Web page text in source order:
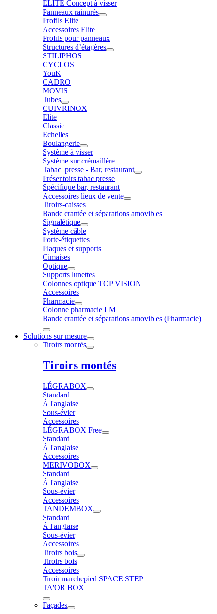
ELITE Concept à visser
Panneaux rainurés
Profils Elite
Accessoires Elite
Profils pour panneaux
Structures d’étagères
STILIPHOS
CYCLOS
YouK
CADRO
MOVIS
Tubes
CUIVRINOX
Elite
Classic
Echelles
Boulangerie
Système à visser
Système sur crémaillère
Tabac, presse - Bar, restaurant
Présentoirs tabac presse
Spécifique bar, restaurant
Accessoires lieux de vente
Tiroirs-caisses
Bande crantée et séparations amovibles
Signalétique
Système câble
Porte-étiquettes
Plaques et supports
Cimaises
Optique
Supports lunettes
Colonnes optique TOP VISION
Accessoires
Pharmacie
Colonne pharmacie LM
Bande crantée et séparations amovibles (Pharmacie)
Solutions sur mesure
Tiroirs montés
Tiroirs montés
LÉGRABOX
Standard
À l'anglaise
Sous-évier
Accessoires
LÉGRABOX Free
Standard
À l'anglaise
Accessoires
MERIVOBOX
Standard
À l'anglaise
Sous-évier
Accessoires
TANDEMBOX
Standard
À l'anglaise
Sous-évier
Accessoires
Tiroirs bois
Tiroirs bois
Accessoires
Tiroir marchepied SPACE STEP
TA'OR BOX
Façades